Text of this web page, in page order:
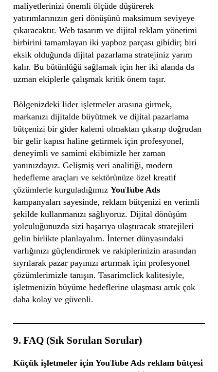
maliyetlerinizi önemli ölçüde düşürerek
yatırımlarınızın geri dönüşünü maksimum seviyeye
çıkaracaktır. Web tasarım ve dijital reklam yönetimi
birbirini tamamlayan iki yapboz parçası gibidir; biri
eksik olduğunda dijital pazarlama stratejiniz yarım
kalır. Bu bütünlüğü sağlamak için her iki alanda da
uzman ekiplerle çalışmak kritik önem taşır.
Bölgenizdeki lider işletmeler arasına girmek,
markanızı dijitalde büyütmek ve dijital pazarlama
bütçenizi bir gider kalemi olmaktan çıkarıp doğrudan
bir gelir kapısı haline getirmek için profesyonel,
deneyimli ve samimi ekibimizle her zaman
yanınızdayız. Gelişmiş veri analitiği, modern
hedefleme araçları ve sektörünüze özel kreatif
çözümlerle kurguladığımız YouTube Ads
kampanyaları sayesinde, reklam bütçenizi en verimli
şekilde kullanmanızı sağlıyoruz. Dijital dönüşüm
yolculuğunuzda sizi başarıya ulaştıracak stratejileri
gelin birlikte planlayalım. İnternet dünyasındaki
varlığınızı güçlendirmek ve rakiplerinizin arasından
sıyrılarak pazar payınızı artırmak için profesyonel
çözümlerimizle tanışın. Tasarimclick kalitesiyle,
işletmenizin büyüme hedeflerine ulaşması artık çok
daha kolay ve güvenli.
9. FAQ (Sık Sorulan Sorular)
Küçük işletmeler için YouTube Ads reklam bütçesi